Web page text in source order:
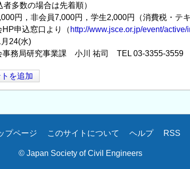
多数の場合は先着順）
円，非会員7,000円，学生2,000円（消費税・テキ
HP申込窓口より（ http://www.jsce.or.jp/event/
24(水)
事務局研究事業課 小川 祐司 TEL 03-3355-3559
を追加
プページ このサイトについて ヘルプ RSS
© Japan Society of Civil Engineers